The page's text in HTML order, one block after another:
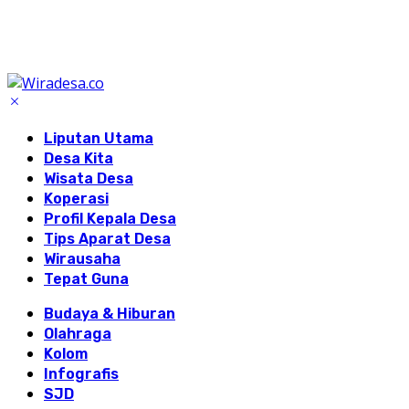
Liputan Utama
Desa Kita
Wisata Desa
Koperasi
Profil Kepala Desa
Tips Aparat Desa
Wirausaha
Tepat Guna
Budaya & Hiburan
Olahraga
Kolom
Infografis
SJD